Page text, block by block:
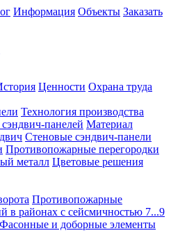
Информация Объекты Заказать
Ценности Охрана труда
Технология производства
панелей Материал
Стеновые сэндвич-панели
Противопожарные перегородки
металл Цветовые решения
Противопожарные
в районах с сейсмичностью 7...9
Фасонные и доборные элементы